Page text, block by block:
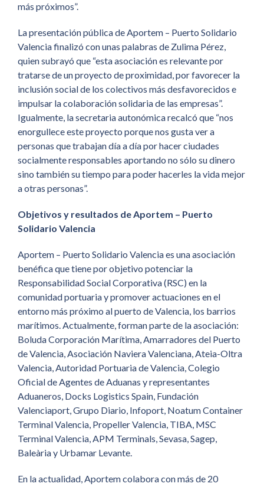
más próximos”.
La presentación pública de Aportem – Puerto Solidario
Valencia finalizó con unas palabras de Zulima Pérez,
quien subrayó que “esta asociación es relevante por
tratarse de un proyecto de proximidad, por favorecer la
inclusión social de los colectivos más desfavorecidos e
impulsar la colaboración solidaria de las empresas”.
Igualmente, la secretaria autonómica recalcó que “nos
enorgullece este proyecto porque nos gusta ver a
personas que trabajan día a día por hacer ciudades
socialmente responsables aportando no sólo su dinero
sino también su tiempo para poder hacerles la vida mejor
a otras personas”.
Objetivos y resultados de Aportem – Puerto
Solidario Valencia
Aportem – Puerto Solidario Valencia es una asociación
benéfica que tiene por objetivo potenciar la
Responsabilidad Social Corporativa (RSC) en la
comunidad portuaria y promover actuaciones en el
entorno más próximo al puerto de Valencia, los barrios
marítimos. Actualmente, forman parte de la asociación:
Boluda Corporación Marítima, Amarradores del Puerto
de Valencia, Asociación Naviera Valenciana, Ateia-Oltra
Valencia, Autoridad Portuaria de Valencia, Colegio
Oficial de Agentes de Aduanas y representantes
Aduaneros, Docks Logistics Spain, Fundación
Valenciaport, Grupo Diario, Infoport, Noatum Container
Terminal Valencia, Propeller Valencia, TIBA, MSC
Terminal Valencia, APM Terminals, Sevasa, Sagep,
Baleària y Urbamar Levante.
En la actualidad, Aportem colabora con más de 20